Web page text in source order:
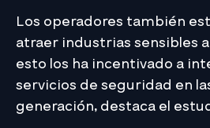
Los operadores también
atraer industrias sensibles
esto los ha incentivado a
servicios de seguridad en
generación, destaca el